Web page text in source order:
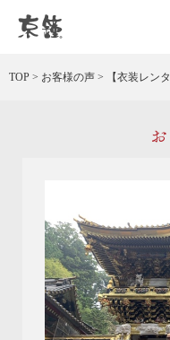
TOP > お客様の声 > 【衣装レン